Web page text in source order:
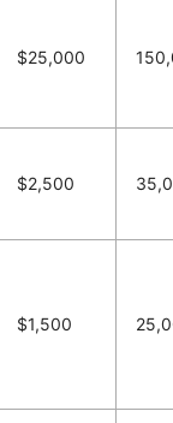
$25,000
$2,500
$1,500